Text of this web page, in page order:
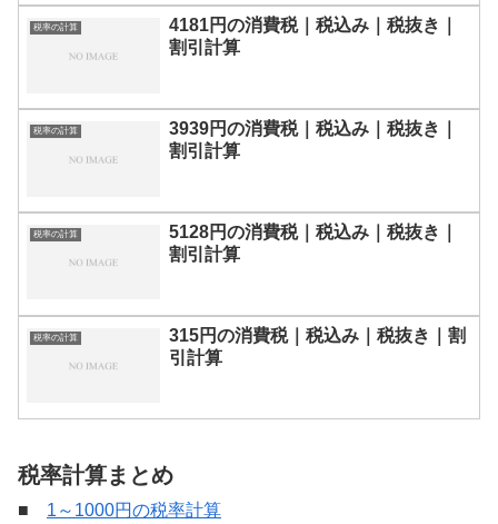
税率の計算
4181円の消費税｜税込み｜税抜き｜
割引計算
税率の計算
3939円の消費税｜税込み｜税抜き｜
割引計算
税率の計算
5128円の消費税｜税込み｜税抜き｜
割引計算
税率の計算
315円の消費税｜税込み｜税抜き｜割
引計算
税率計算まとめ
■ 1～1000円の税率計算